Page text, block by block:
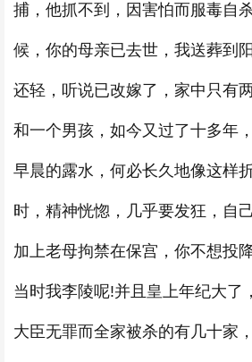
捕，他抓不到，因害怕而服毒自
候，你的母亲已去世，我送葬到
还轻，听说已改嫁了，家中只有
和一个男孩，如今又过了十多年
早晨的露水，何必长久地像这样
时，精神恍惚，几乎要发狂，自
加上老母拘禁在保宫，你不想投
当时我李陵呢!并且皇上年纪大了
大臣无罪而全家被杀的有几十家